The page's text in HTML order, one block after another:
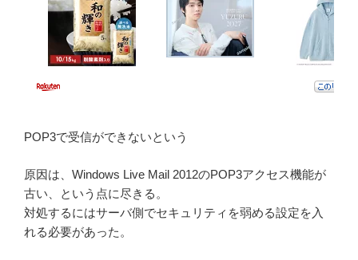
POP3で受信ができないという
原因は、Windows Live Mail 2012のPOP3アクセス機能が
古い、という点に尽きる。
対処するにはサーバ側でセキュリティを弱める設定を入
れる必要があった。